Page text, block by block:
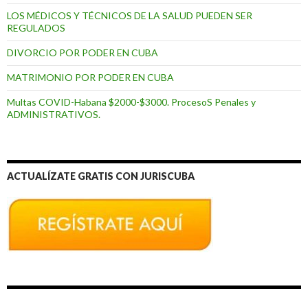
LOS MÉDICOS Y TÉCNICOS DE LA SALUD PUEDEN SER
REGULADOS
DIVORCIO POR PODER EN CUBA
MATRIMONIO POR PODER EN CUBA
Multas COVID-Habana $2000-$3000. ProcesoS Penales y
ADMINISTRATIVOS.
ACTUALÍZATE GRATIS CON JURISCUBA